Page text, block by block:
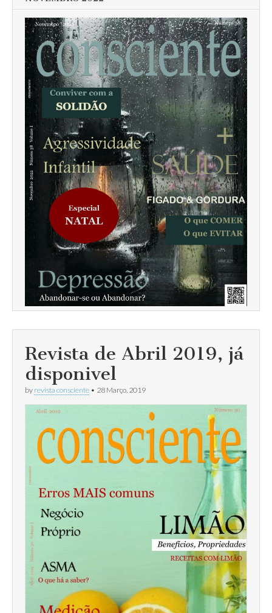
Revista de Abril 2019, já
disponivel
by revista consciente • 28 Março, 2019